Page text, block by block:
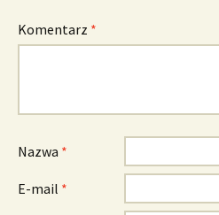
Komentarz *
Nazwa *
E-mail *